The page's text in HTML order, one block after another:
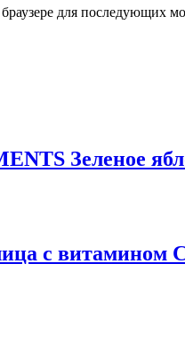
для последующих
Зеленое
с витамином